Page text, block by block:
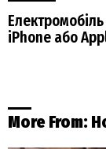
iPhone або
More From: